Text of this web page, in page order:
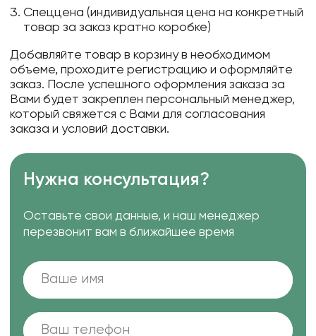
Спеццена (индивидуальная цена на конкретный
товар за заказ кратно коробке)
Добавляйте товар в корзину в необходимом
объеме, проходите регистрацию и оформляйте
заказ. После успешного оформления заказа за
Вами будет закреплен персональный менеджер,
который свяжется с Вами для согласования
заказа и условий доставки.
Нужна консультация?
Оставьте свои данные, и наш менеджер
перезвонит вам в ближайшее время